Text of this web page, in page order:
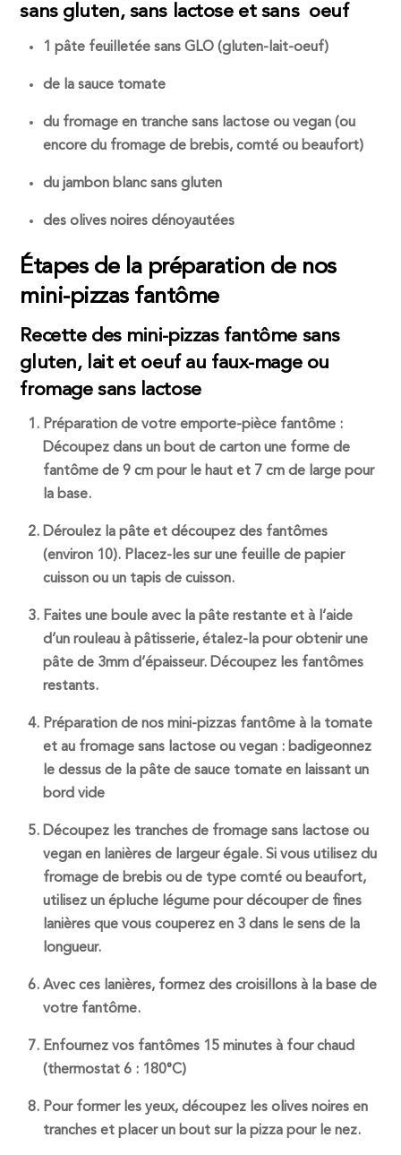
sans gluten, sans lactose et sans oeuf
1 pâte feuilletée sans GLO (gluten-lait-oeuf)
de la sauce tomate
du fromage en tranche sans lactose ou vegan (ou
encore du fromage de brebis, comté ou beaufort)
du jambon blanc sans gluten
des olives noires dénoyautées
Étapes de la préparation de nos
mini-pizzas fantôme
Recette des mini-pizzas fantôme sans
gluten, lait et oeuf au faux-mage ou
fromage sans lactose
Préparation de votre emporte-pièce fantôme :
Découpez dans un bout de carton une forme de
fantôme de 9 cm pour le haut et 7 cm de large pour
la base.
Déroulez la pâte et découpez des fantômes
(environ 10). Placez-les sur une feuille de papier
cuisson ou un tapis de cuisson.
Faites une boule avec la pâte restante et à l’aide
d’un rouleau à pâtisserie, étalez-la pour obtenir une
pâte de 3mm d’épaisseur. Découpez les fantômes
restants.
Préparation de nos mini-pizzas fantôme à la tomate
et au fromage sans lactose ou vegan : badigeonnez
le dessus de la pâte de sauce tomate en laissant un
bord vide
Découpez les tranches de fromage sans lactose ou
vegan en lanières de largeur égale. Si vous utilisez du
fromage de brebis ou de type comté ou beaufort,
utilisez un épluche légume pour découper de fines
lanières que vous couperez en 3 dans le sens de la
longueur.
Avec ces lanières, formez des croisillons à la base de
votre fantôme.
Enfournez vos fantômes 15 minutes à four chaud
(thermostat 6 : 180°C)
Pour former les yeux, découpez les olives noires en
tranches et placer un bout sur la pizza pour le nez.